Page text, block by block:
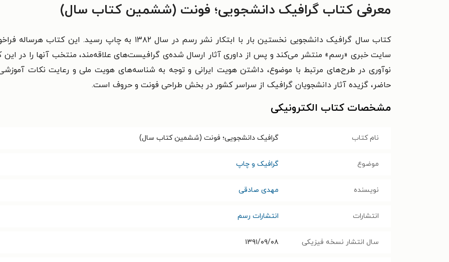
معرفی کتاب گرافیک دانشجویی؛ فونت (ششمین کتاب سال)
کتاب سال گرافیک دانشجویی نخستین بار با ابتکار نشر رسم در
سایت خبری «رسم» منتشر می‌کند و پس از داوری آثار ارسال شده‌ی گرافیست‌های علاقه‌مند، منتخب آنها را در این
نوآوری در طرح‌های مرتبط با موضوع، داشتن هویت ایرانی و توجه به شناسه‌های هویت ملی و رعایت نکات
حاضر، گزیده آثار دانشجویان گرافیک از سراسر کشور در بخش طراحی فونت و حروف است.
مشخصات کتاب الکترونیکی
نام کتاب گرافیک دانشجویی؛ فونت (ششمین کتاب سال)
موضوع گرافیک و چاپ
نویسنده مهدی صادقی
انتشارات انتشارات رسم
سال انتشار نسخه فیزیکی ۱۳۹۱/۰۹/۰۸